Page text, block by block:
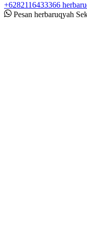
+6282116433366
Pesan herbaruqyah